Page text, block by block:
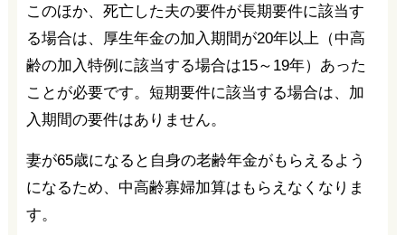
このほか、死亡した夫の要件が長期要件に該当す
る場合は、厚生年金の加入期間が20年以上（中高
齢の加入特例に該当する場合は15～19年）あった
ことが必要です。短期要件に該当する場合は、加
入期間の要件はありません。
妻が65歳になると自身の老齢年金がもらえるよう
になるため、中高齢寡婦加算はもらえなくなりま
す。